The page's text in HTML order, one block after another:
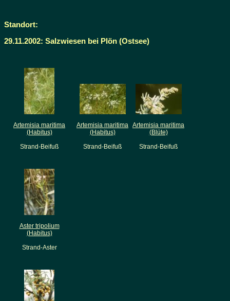
Standort:
29.11.2002: Salzwiesen bei Plön (Ostsee)
Artemisia maritima
(Habitus)
Strand-Beifuß
Artemisia maritima
(Habitus)
Strand-Beifuß
Artemisia maritima
(Blüte)
Strand-Beifuß
Aster tripolium
(Habitus)
Strand-Aster